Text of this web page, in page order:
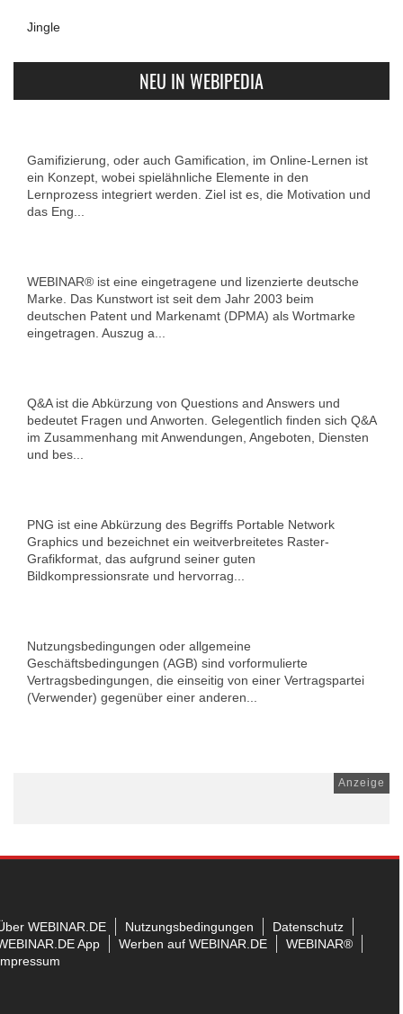
Jingle
NEU IN WEBIPEDIA
Gamifizierung, oder auch Gamification, im Online-Lernen ist
ein Konzept, wobei spielähnliche Elemente in den
Lernprozess integriert werden. Ziel ist es, die Motivation und
das Eng...
WEBINAR® ist eine eingetragene und lizenzierte deutsche
Marke. Das Kunstwort ist seit dem Jahr 2003 beim
deutschen Patent und Markenamt (DPMA) als Wortmarke
eingetragen. Auszug a...
Q&A ist die Abkürzung von Questions and Answers und
bedeutet Fragen und Anworten. Gelegentlich finden sich Q&A
im Zusammenhang mit Anwendungen, Angeboten, Diensten
und bes...
PNG ist eine Abkürzung des Begriffs Portable Network
Graphics und bezeichnet ein weitverbreitetes Raster-
Grafikformat, das aufgrund seiner guten
Bildkompressionsrate und hervorrag...
Nutzungsbedingungen oder allgemeine
Geschäftsbedingungen (AGB) sind vorformulierte
Vertragsbedingungen, die einseitig von einer Vertragspartei
(Verwender) gegenüber einer anderen...
Anzeige
WEBINAR.DE Nutzungsbedingungen
Datenschutz
App
Werben auf WEBINAR.DE
WEBINAR®